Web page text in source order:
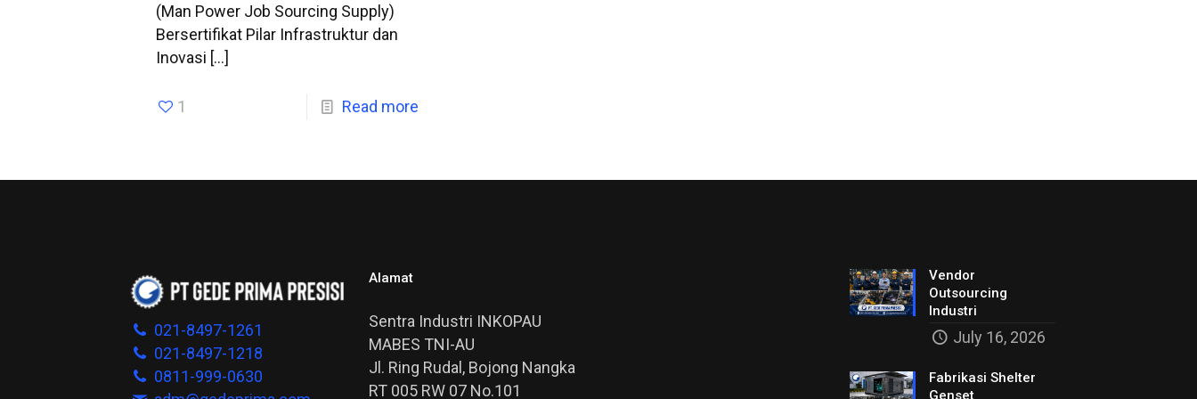
(Man Power Job Sourcing Supply)
Bersertifikat Pilar Infrastruktur dan
Inovasi […]
1 Read more
021-8497-1261
021-8497-1218
0811-999-0630
Alamat
Sentra Industri INKOPAU
MABES TNI-AU
Jl. Ring Rudal, Bojong Nangka
RT 005 RW 07 No.101
Vendor
Outsourcing
Industri
July 16, 2026
Fabrikasi Shelter
Genset